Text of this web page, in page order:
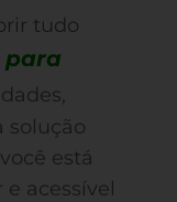
tudo
solução
está
acessível